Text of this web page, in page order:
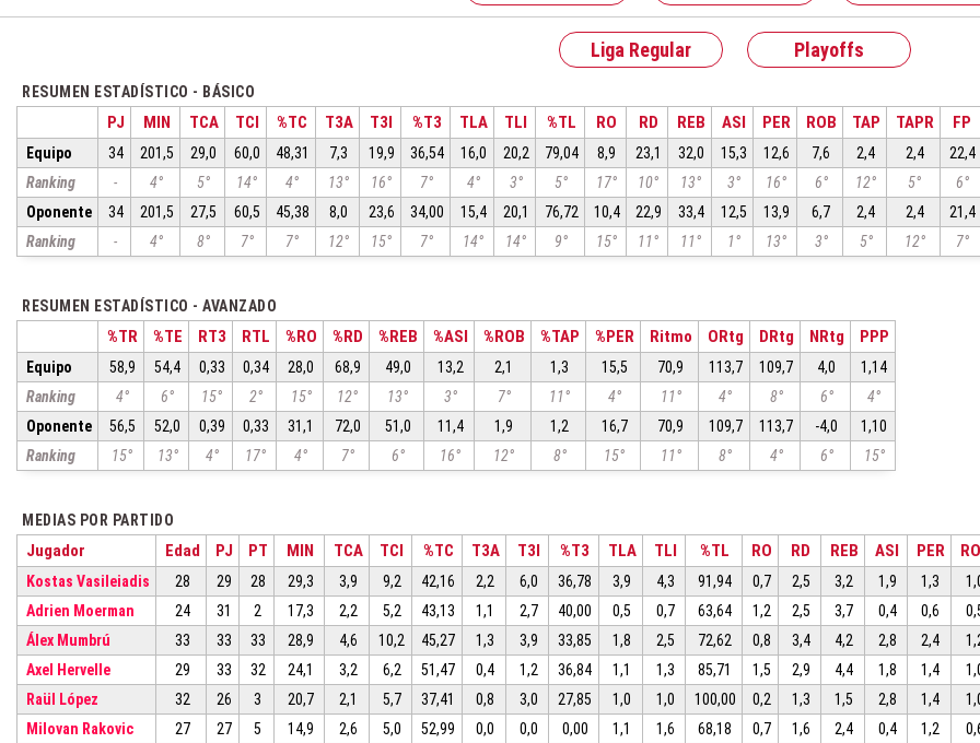
Liga Regular Playoffs
RESUMEN ESTADÍSTICO - BÁSICO
PJ MIN TCA TCI %TC T3A T3I %T3 TLA TLI %TL RO RD REB ASI PER ROB TAP TAPR FP
Equipo 34 201,5 29,0 60,0 48,31 7,3 19,9 36,54 16,0 20,2 79,04 8,9 23,1 32,0 15,3 12,6 7,6 2,4 2,4
22,4
Ranking
- 4° 5° 14° 4° 13° 16° 7° 4° 3° 5° 17° 10° 13° 3° 16° 6° 12° 5°
6°
Oponente
34 201,5 27,5 60,5 45,38 8,0 23,6 34,00 15,4 20,1 76,72 10,4 22,9 33,4 12,5 13,9 6,7 2,4 2,4
21,4
Ranking
- 4° 8° 7° 7° 12° 15° 7° 14° 14° 9° 15° 11° 11° 1° 13° 3° 5° 12° 7°
RESUMEN ESTADÍSTICO - AVANZADO
%TR %TE RT3 RTL %RO %RD %REB %ASI %ROB %TAP %PER Ritmo ORtg DRtg NRtg PPP
Equipo 58,9 54,4 0,33 0,34 28,0 68,9 49,0 13,2 2,1 1,3 15,5 70,9 113,7 109,7 4,0
1,14
Ranking
4° 6° 15° 2° 15° 12° 13° 3° 7° 11° 4° 11° 4° 8° 6°
4°
Oponente
56,5 52,0 0,39 0,33 31,1 72,0 51,0 11,4 1,9 1,2 16,7 70,9 109,7 113,7 -4,0
1,10
Ranking
15° 13° 4° 17° 4° 7° 6° 16° 12° 8° 15° 11° 8° 4° 6° 15°
MEDIAS POR PARTIDO
Jugador Edad PJ PT MIN TCA TCI %TC T3A T3I %T3 TLA TLI %TL RO RD REB ASI PER
Kostas Vasileiadis 28 29 28 29,3 3,9 9,2 42,16 2,2 6,0 36,78 3,9 4,3 91,94 0,7 2,5 3,2 1,9 1,3
Adrien Moerman
24 31 2 17,3 2,2 5,2 43,13 1,1 2,7 40,00 0,5 0,7 63,64 1,2 2,5 3,7 0,4 0,6
Álex Mumbrú
33 33 33 28,9 4,6 10,2 45,27 1,3 3,9 33,85 1,8 2,5 72,62 0,8 3,4 4,2 2,8 2,4
Axel Hervelle
29 33 32 24,1 3,2 6,2 51,47 0,4 1,2 36,84 1,1 1,3 85,71 1,5 2,9 4,4 1,8 1,4
Raül López
32 26 3 20,7 2,1 5,7 37,41 0,8 3,0 27,85 1,0 1,0 100,00 0,2 1,3 1,5 2,8 1,4
Milovan Rakovic
27 27 5 14,9 2,6 5,0 52,99 0,0 0,0 0,00 1,1 1,6 68,18 0,7 1,6 2,4 0,4 1,2